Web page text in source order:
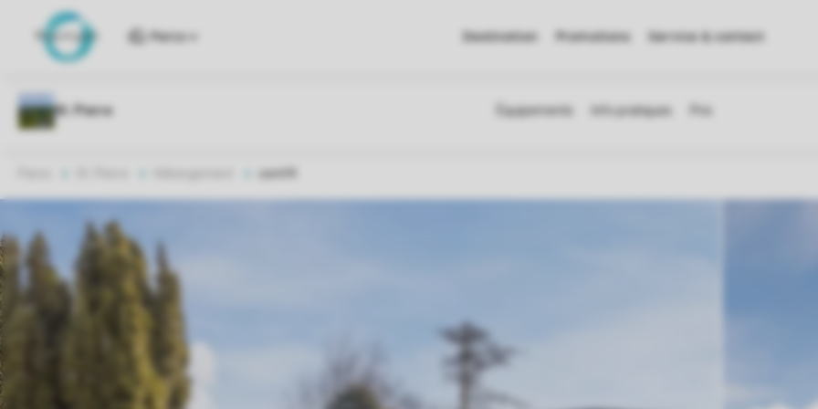
Parcs Destination Promotions Service & contact